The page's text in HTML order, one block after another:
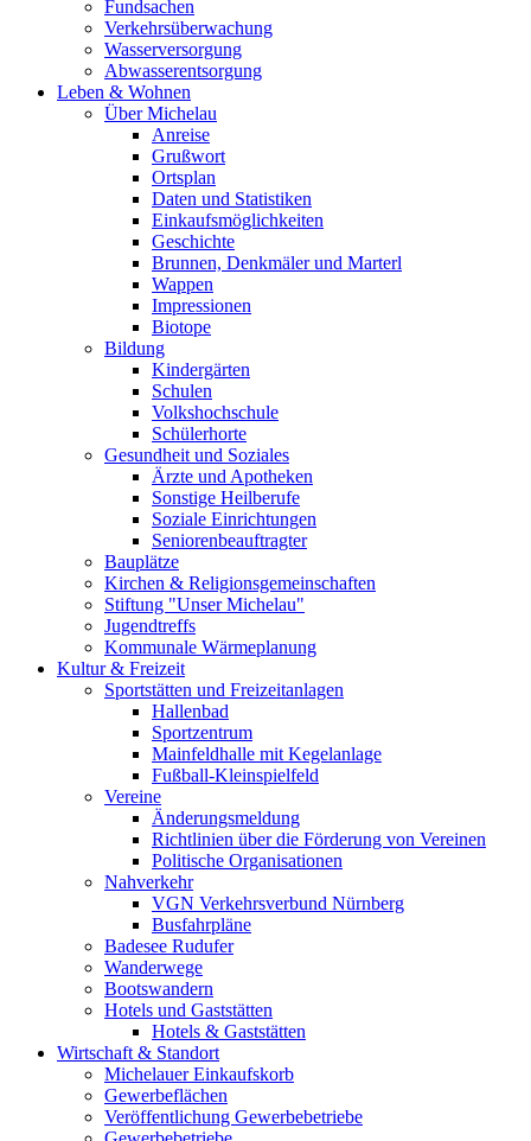
Fundsachen
Verkehrsüberwachung
Wasserversorgung
Abwasserentsorgung
Leben & Wohnen
Über Michelau
Anreise
Grußwort
Ortsplan
Daten und Statistiken
Einkaufsmöglichkeiten
Geschichte
Brunnen, Denkmäler und Marterl
Wappen
Impressionen
Biotope
Bildung
Kindergärten
Schulen
Volkshochschule
Schülerhorte
Gesundheit und Soziales
Ärzte und Apotheken
Sonstige Heilberufe
Soziale Einrichtungen
Seniorenbeauftragter
Bauplätze
Kirchen & Religionsgemeinschaften
Stiftung "Unser Michelau"
Jugendtreffs
Kommunale Wärmeplanung
Kultur & Freizeit
Sportstätten und Freizeitanlagen
Hallenbad
Sportzentrum
Mainfeldhalle mit Kegelanlage
Fußball-Kleinspielfeld
Vereine
Änderungsmeldung
Richtlinien über die Förderung von Vereinen
Politische Organisationen
Nahverkehr
VGN Verkehrsverbund Nürnberg
Busfahrpläne
Badesee Rudufer
Wanderwege
Bootswandern
Hotels und Gaststätten
Hotels & Gaststätten
Wirtschaft & Standort
Michelauer Einkaufskorb
Gewerbeflächen
Veröffentlichung Gewerbebetriebe